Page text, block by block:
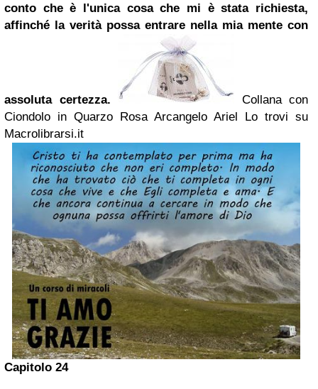
conto che è l'unica cosa che mi è stata richiesta,
affinché la verità possa entrare nella mia mente con
assoluta certezza.
Collana con
Ciondolo in Quarzo Rosa Arcangelo Ariel Lo trovi su
Macrolibrarsi.it
Capitolo 24